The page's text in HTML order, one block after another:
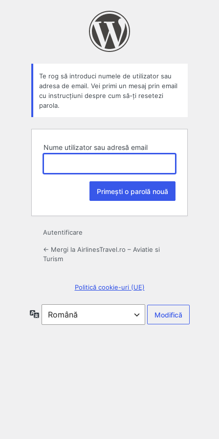
Te rog să introduci numele de utilizator sau
adresa de email. Vei primi un mesaj prin email
cu instrucțiuni despre cum să-ți resetezi
parola.
Nume utilizator sau adresă email
Autentificare
← Mergi la AirlinesTravel.ro – Aviatie si
Turism
Politică cookie-uri (UE)
Limbă